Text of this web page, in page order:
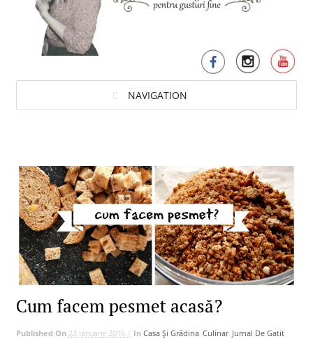
NAVIGATION
Cum facem pesmet acasă?
Published On 23 Ianuarie 2016 | In Casa Și Grădina, Culinar, Jurnal De Gatit